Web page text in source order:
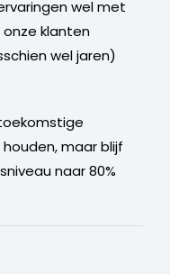
wel met
klanten
wel jaren)
maar blijf
naar 80%